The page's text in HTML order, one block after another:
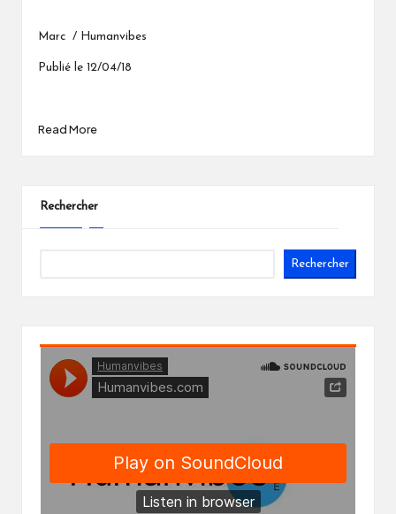
Marc / Humanvibes
Publié le 12/04/18
Read More
Rechercher
Rechercher